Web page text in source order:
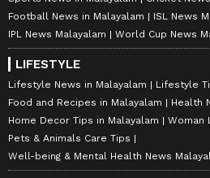
Football News in Malayalam
ISL News
IPL News Malayalam
World Cup News
LIFESTYLE
Lifestyle News in Malayalam
Lifestyle
Food and Recipes in Malayalam
Health
Home Decor Tips in Malayalam
Woman
Pets & Animals Care Tips
Well-being & Mental Health News